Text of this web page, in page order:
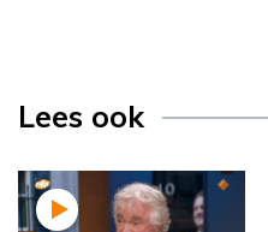
Lees ook